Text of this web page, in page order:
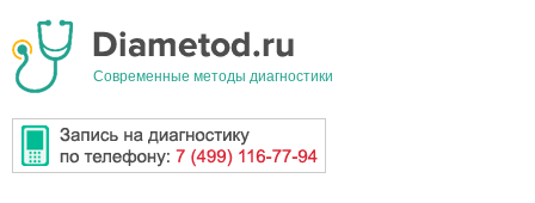
Cовременные методы диагностики